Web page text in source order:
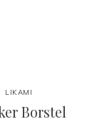
LIKAMI
Borstel